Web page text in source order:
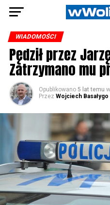
WIADOMOŚCI
Pędził przez
Zatrzymano mu
Opublikowano 5 lat temu
Przez Wojciech Basałygo